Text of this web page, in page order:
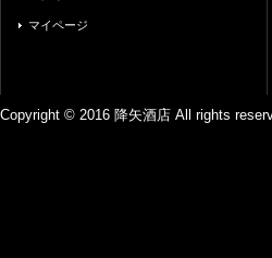
マイページ
Copyright © 2016 降矢酒店 All rights